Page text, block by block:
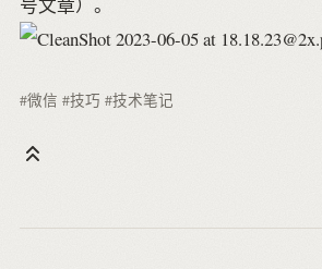
号文章）。
#微信 #技巧 #技术笔记